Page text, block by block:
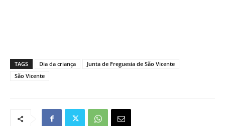
TAGS Dia da criança
Junta de Freguesia de São Vicente
São Vicente